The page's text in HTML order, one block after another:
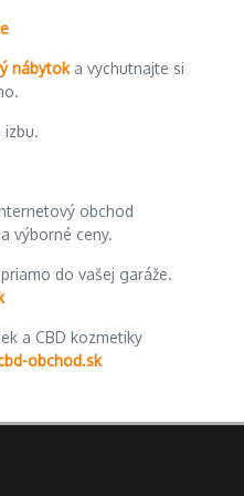
nábytoka vychutnajte si
izbu.
obchod
výborné ceny.
do vašej garáže.
a CBD kozmetiky
obchod.sk